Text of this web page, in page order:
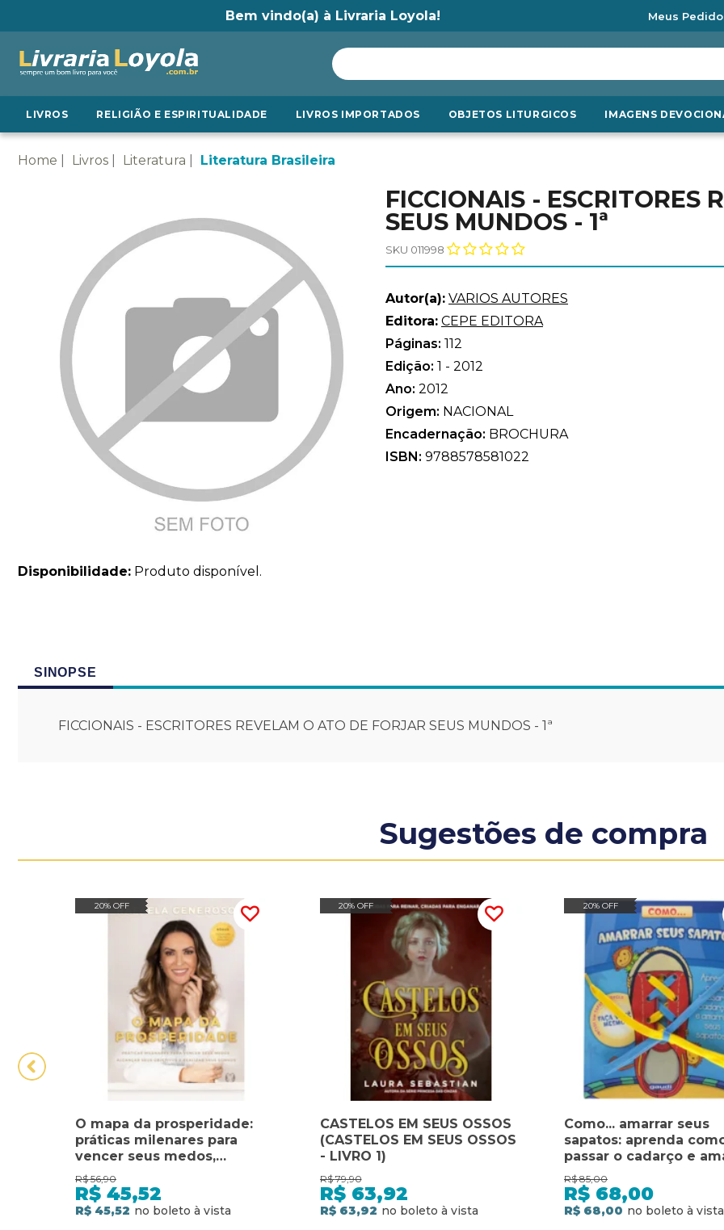
Bem vindo(a) à Livraria Loyola! Meus
LIVROS RELIGIÃO E ESPIRITUALIDADE LIVROS IMPORTADOS OBJETOS LITURGICOS IMAGENS
Home Livros Literatura Literatura Brasileira
Disponibilidade: Produto disponível.
FICCIONAIS - ESCRITORES
SEUS MUNDOS - 1ª
SKU 011998
Autor(a): VARIOS AUTORES
Editora: CEPE EDITORA
Páginas: 112
Edição: 1 - 2012
Ano: 2012
Origem: NACIONAL
Encadernação: BROCHURA
ISBN: 9788578581022
SINOPSE
FICCIONAIS - ESCRITORES REVELAM O ATO DE FORJAR SEUS MUNDOS - 1ª
Sugestões de compra
20% OFF
O mapa da prosperidade:
práticas milenares para
vencer seus medos,
alcançar seus objetivos e
realizar seus sonhos
R$ 56,90
R$ 45,52
R$ 45,52
20% OFF
CASTELOS EM SEUS OSSOS
(CASTELOS EM SEUS OSSOS
- LIVRO 1)
R$ 79,90
R$ 63,92
R$ 63,92
20% OFF
Como... amarrar seus
sapatos: aprenda
passar o cadarço e
os seus sapatos
R$ 85,00
R$ 68,00
R$ 68,00